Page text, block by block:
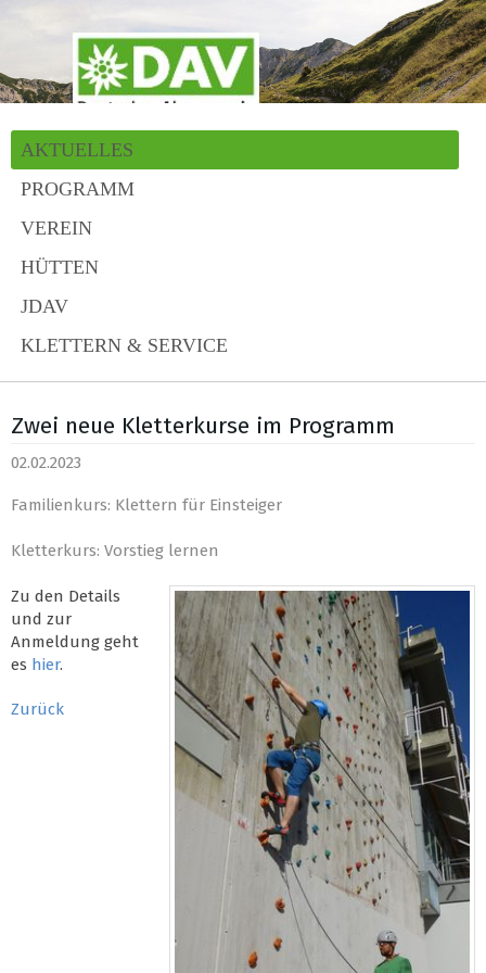
AKTUELLES
PROGRAMM
VEREIN
HÜTTEN
JDAV
KLETTERN & SERVICE
Zwei neue Kletterkurse im Programm
02.02.2023
Familienkurs: Klettern für Einsteiger
Kletterkurs: Vorstieg lernen
Zu den Details
und zur
Anmeldung geht
es hier.
Zurück